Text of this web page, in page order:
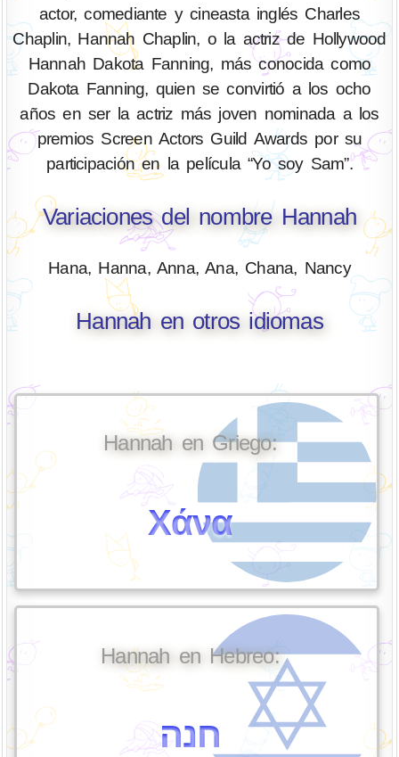
actor, comediante y cineasta inglés Charles
Chaplin, Hannah Chaplin, o la actriz de Hollywood
Hannah Dakota Fanning, más conocida como
Dakota Fanning, quien se convirtió a los ocho
años en ser la actriz más joven nominada a los
premios Screen Actors Guild Awards por su
participación en la película “Yo soy Sam”.
Variaciones del nombre Hannah
Hana, Hanna, Anna, Ana, Chana, Nancy
Hannah en otros idiomas
Hannah en Griego:
Χάνα
Hannah en Hebreo:
חנה